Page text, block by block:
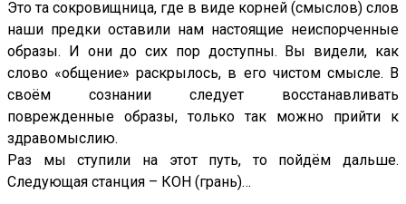
Это та сокровищница, где в виде корней (смыслов) слов
наши предки оставили нам настоящие неиспорченные
образы. И они до сих пор доступны. Вы видели, как
слово «общение» раскрылось, в его чистом смысле. В
своём сознании следует восстанавливать
поврежденные образы, только так можно прийти к
здравомыслию.
Раз мы ступили на этот путь, то пойдём дальше.
Следующая станция – КОН (грань)…